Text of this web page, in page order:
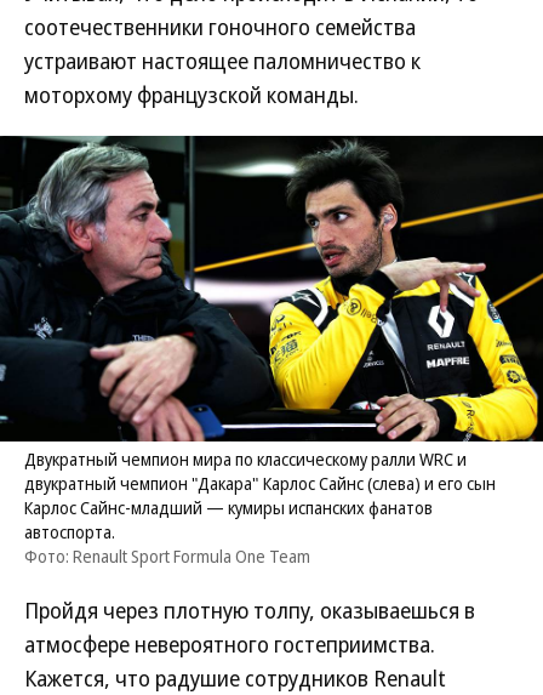
соотечественники гоночного семейства
устраивают настоящее паломничество к
моторхому французской команды.
Двукратный чемпион мира по классическому ралли WRC и
двукратный чемпион "Дакара" Карлос Сайнс (слева) и его сын
Карлос Сайнс-младший — кумиры испанских фанатов
автоспорта.
Фото: Renault Sport Formula One Team
Пройдя через плотную толпу, оказываешься в
атмосфере невероятного гостеприимства.
Кажется, что радушие сотрудников Renault